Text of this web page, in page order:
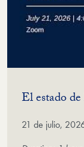
El estado
21 de julio,